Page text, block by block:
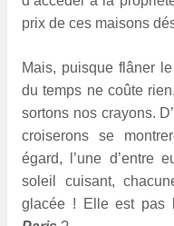
prix de ces maisons
Mais, puisque flâner
du temps ne coûte
sortons nos crayons.
croiserons se
égard, l’une d’entre
soleil cuisant,
glacée ! Elle est